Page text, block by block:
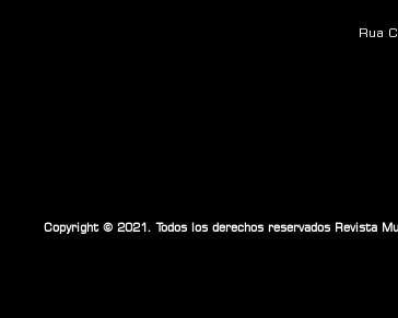
Rua
Copyright © 2021. Todos los derechos reservados Revista